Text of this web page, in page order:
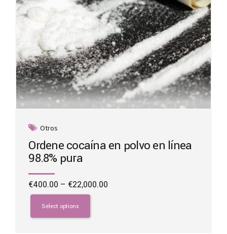
Otros
Ordene cocaína en polvo en línea
98.8% pura
€400.00 – €22,000.00
Select options
This
product
has